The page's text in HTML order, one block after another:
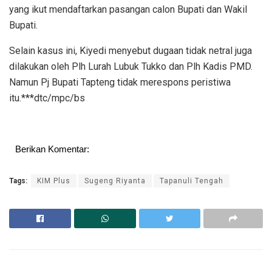
yang ikut mendaftarkan pasangan calon Bupati dan Wakil
Bupati.
Selain kasus ini, Kiyedi menyebut dugaan tidak netral juga
dilakukan oleh Plh Lurah Lubuk Tukko dan Plh Kadis PMD.
Namun Pj Bupati Tapteng tidak merespons peristiwa
itu.***dtc/mpc/bs
Berikan Komentar:
Tags: KIM Plus Sugeng Riyanta Tapanuli Tengah